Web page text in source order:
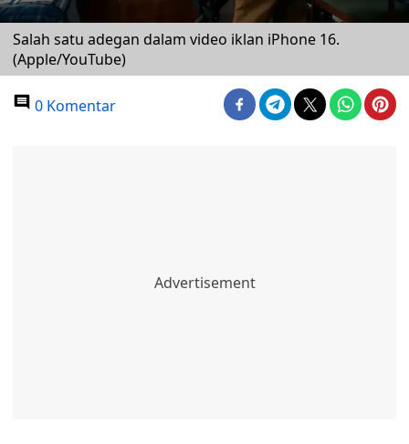
Salah satu adegan dalam video iklan iPhone 16.
(Apple/YouTube)
0 Komentar